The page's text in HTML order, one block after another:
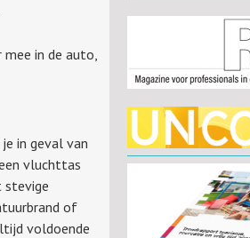
in de auto,
in geval van
vluchttas
stevige
of
voldoende